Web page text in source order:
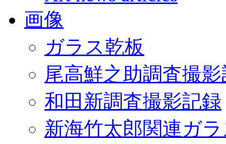
画像
ガラス乾板
尾高鮮之助調査撮
和田新調査撮影記録
新海竹太郎関連ガ